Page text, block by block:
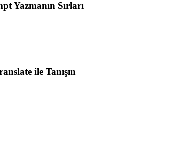
Yazmanın Sırları
ile Tanışın